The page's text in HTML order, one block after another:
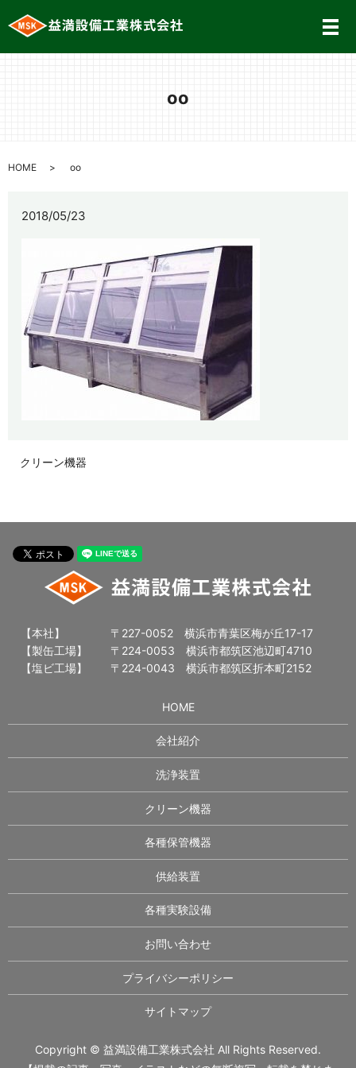
メ
oo
HOME oo
2018/05/23
クリーン機器
【本社】
〒227-0052 横浜市青葉区梅が丘17-17
【製缶工場】
〒224-0053 横浜市都筑区池辺町4710
【塩ビ工場】
〒224-0043 横浜市都筑区折本町2152
HOME
会社紹介
洗浄装置
クリーン機器
各種保管機器
供給装置
各種実験設備
お問い合わせ
プライバシーポリシー
サイトマップ
Copyright © 益満設備工業株式会社 All Rights Reserved.